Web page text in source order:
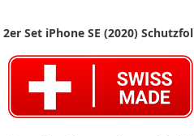
2er Set iPhone SE (2020)